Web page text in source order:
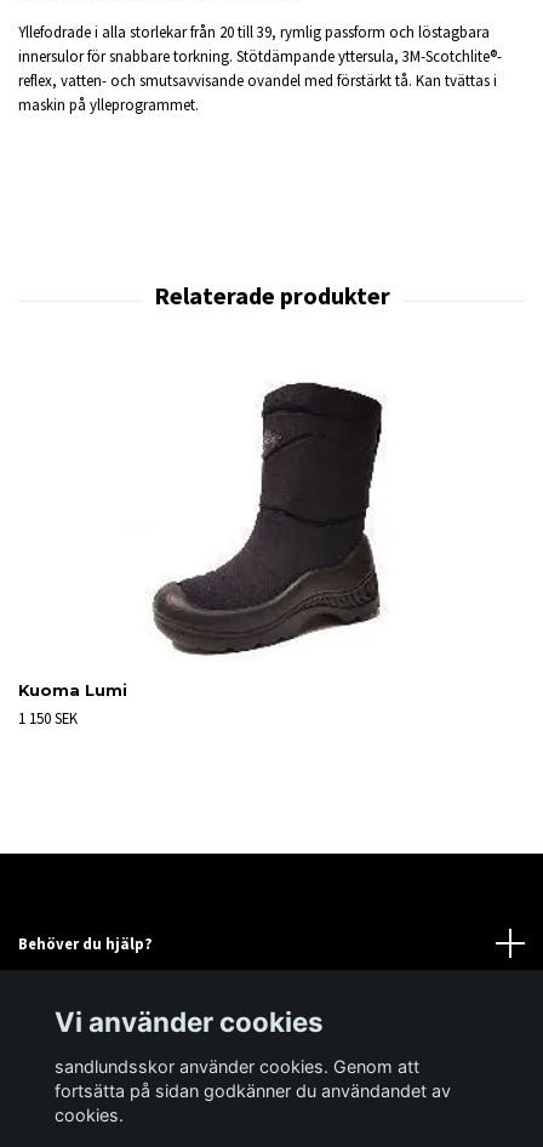
Yllefodrade i alla storlekar från 20 till 39, rymlig passform och löstagbara
innersulor för snabbare torkning. Stötdämpande yttersula, 3M-Scotchlite®-
reflex, vatten- och smutsavvisande ovandel med förstärkt tå. Kan tvättas i
maskin på ylleprogrammet.
Kuoma Lumi
1 150 SEK
Behöver du hjälp?
Sociala medier
Vi använder cookies
sandlundsskor använder cookies. Genom att
fortsätta på sidan godkänner du användandet av
cookies.